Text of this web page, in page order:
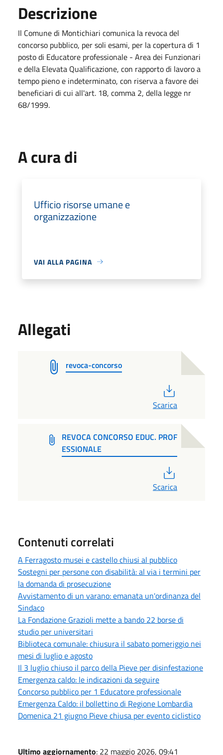
Descrizione
Il Comune di Montichiari comunica la revoca del
concorso pubblico, per soli esami, per la copertura di 1
posto di Educatore professionale - Area dei Funzionari
e della Elevata Qualificazione, con rapporto di lavoro a
tempo pieno e indeterminato, con riserva a favore dei
beneficiari di cui all'art. 18, comma 2, della legge nr
68/1999.
A cura di
Ufficio risorse umane e
organizzazione
VAI ALLA PAGINA
Allegati
revoca-concorso
Scarica
REVOCA CONCORSO EDUC. PROF
ESSIONALE
Scarica
Contenuti correlati
A Ferragosto musei e castello chiusi al pubblico
Sostegni per persone con disabilità: al via i termini per
la domanda di prosecuzione
Avvistamento di un varano: emanata un'ordinanza del
Sindaco
La Fondazione Grazioli mette a bando 22 borse di
studio per universitari
Biblioteca comunale: chiusura il sabato pomeriggio nei
mesi di luglio e agosto
Il 3 luglio chiuso il parco della Pieve per disinfestazione
Emergenza caldo: le indicazioni da seguire
Concorso pubblico per 1 Educatore professionale
Emergenza Caldo: il bollettino di Regione Lombardia
Domenica 21 giugno Pieve chiusa per evento ciclistico
Ultimo aggiornamento: 22 maggio 2026, 09:41